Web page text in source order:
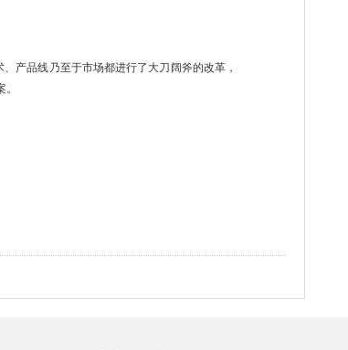
产品线乃至于市场都进行了大刀阔斧的改革，